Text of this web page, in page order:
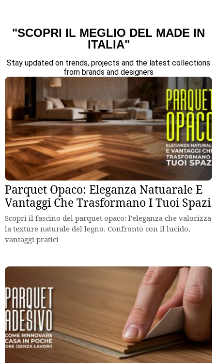
"SCOPRI IL MEGLIO DEL MADE IN
ITALIA"
Stay updated on trends, projects and the latest collections
from brands and designers
Parquet Opaco: Eleganza Natuarale E
Vantaggi Che Trasformano I Tuoi Spazi
Scopri il fascino del parquet opaco: l’eleganza che valorizza
la texture naturale del legno. Confronto con il lucido,
vantaggi pratici